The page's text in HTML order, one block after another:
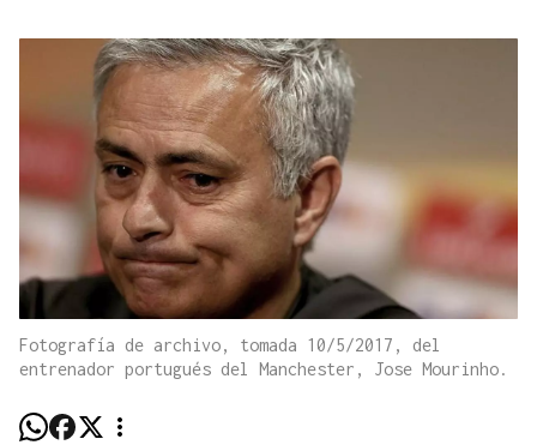
Fotografía de archivo, tomada 10/5/2017, del
entrenador portugués del Manchester, Jose Mourinho.